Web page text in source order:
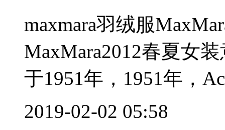
maxmara羽绒服
MaxMara2012春夏女
于1951年，1951年，
2019-02-02 05:58